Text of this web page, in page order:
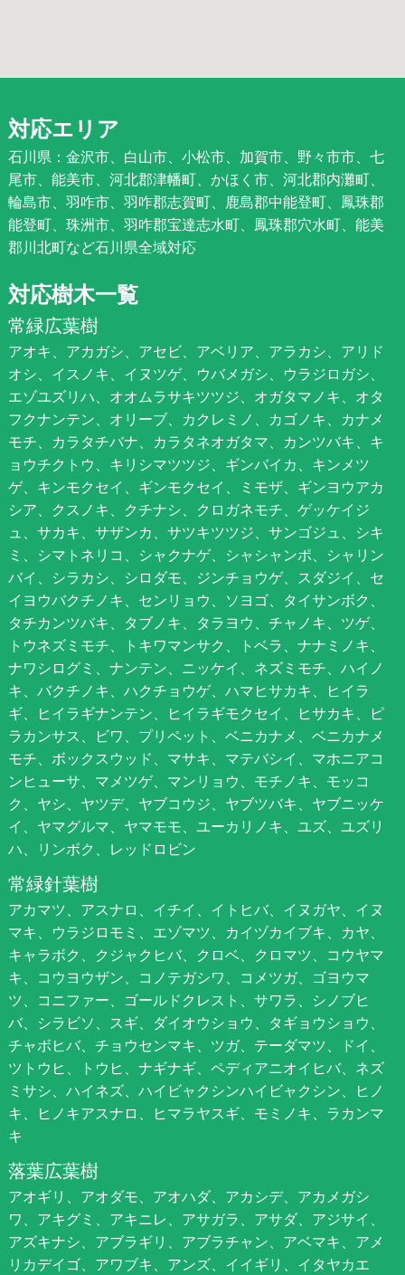
対応エリア
石川県：金沢市、白山市、小松市、加賀市、野々市市、七
尾市、能美市、河北郡津幡町、かほく市、河北郡内灘町、
輪島市、羽咋市、羽咋郡志賀町、鹿島郡中能登町、鳳珠郡
能登町、珠洲市、羽咋郡宝達志水町、鳳珠郡穴水町、能美
郡川北町など石川県全域対応
対応樹木一覧
常緑広葉樹
アオキ、アカガシ、アセビ、アベリア、アラカシ、アリド
オシ、イスノキ、イヌツゲ、ウバメガシ、ウラジロガシ、
エゾユズリハ、オオムラサキツツジ、オガタマノキ、オタ
フクナンテン、オリーブ、カクレミノ、カゴノキ、カナメ
モチ、カラタチバナ、カラタネオガタマ、カンツバキ、キ
ョウチクトウ、キリシマツツジ、ギンバイカ、キンメツ
ゲ、キンモクセイ、ギンモクセイ、ミモザ、ギンヨウアカ
シア、クスノキ、クチナシ、クロガネモチ、ゲッケイジ
ュ、サカキ、サザンカ、サツキツツジ、サンゴジュ、シキ
ミ、シマトネリコ、シャクナゲ、シャシャンポ、シャリン
バイ、シラカシ、シロダモ、ジンチョウゲ、スダジイ、セ
イヨウバクチノキ、センリョウ、ソヨゴ、タイサンボク、
タチカンツバキ、タブノキ、タラヨウ、チャノキ、ツゲ、
トウネズミモチ、トキワマンサク、トベラ、ナナミノキ、
ナワシログミ、ナンテン、ニッケイ、ネズミモチ、ハイノ
キ、バクチノキ、ハクチョウゲ、ハマヒサカキ、ヒイラ
ギ、ヒイラギナンテン、ヒイラギモクセイ、ヒサカキ、ピ
ラカンサス、ビワ、プリペット、ベニカナメ、ベニカナメ
モチ、ボックスウッド、マサキ、マテバシイ、マホニアコ
ンヒューサ、マメツゲ、マンリョウ、モチノキ、モッコ
ク、ヤシ、ヤツデ、ヤブコウジ、ヤブツバキ、ヤブニッケ
イ、ヤマグルマ、ヤマモモ、ユーカリノキ、ユズ、ユズリ
ハ、リンボク、レッドロビン
常緑針葉樹
アカマツ、アスナロ、イチイ、イトヒバ、イヌガヤ、イヌ
マキ、ウラジロモミ、エゾマツ、カイヅカイブキ、カヤ、
キャラボク、クジャクヒバ、クロベ、クロマツ、コウヤマ
キ、コウヨウザン、コノテガシワ、コメツガ、ゴヨウマ
ツ、コニファー、ゴールドクレスト、サワラ、シノブヒ
バ、シラビソ、スギ、ダイオウショウ、タギョウショウ、
チャボヒバ、チョウセンマキ、ツガ、テーダマツ、ドイ、
ツトウヒ、トウヒ、ナギナギ、ペディアニオイヒバ、ネズ
ミサシ、ハイネズ、ハイビャクシンハイビャクシン、ヒノ
キ、ヒノキアスナロ、ヒマラヤスギ、モミノキ、ラカンマ
キ
落葉広葉樹
アオギリ、アオダモ、アオハダ、アカシデ、アカメガシ
ワ、アキグミ、アキニレ、アサガラ、アサダ、アジサイ、
アズキナシ、アブラギリ、アブラチャン、アベマキ、アメ
リカデイゴ、アワブキ、アンズ、イイギリ、イタヤカエ